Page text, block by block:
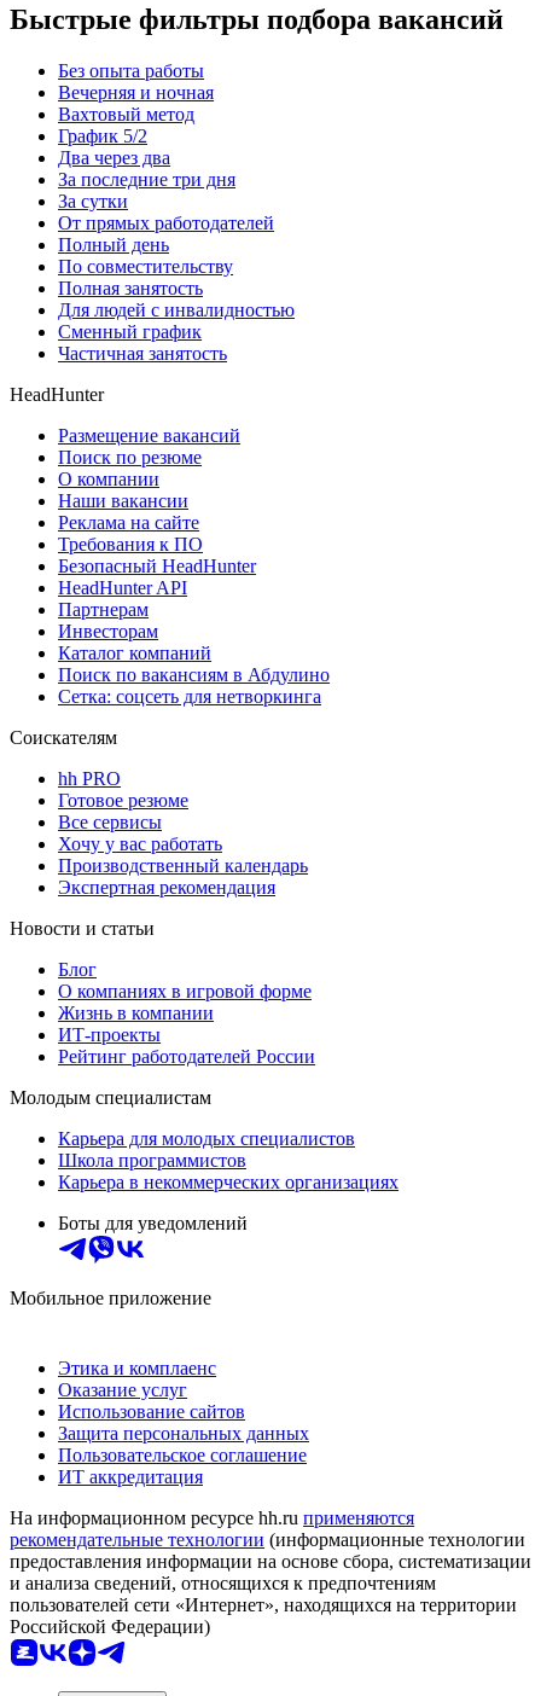
Быстрые фильтры подбора вакансий
Без опыта работы
Вечерняя и ночная
Вахтовый метод
График 5/2
Два через два
За последние три дня
За сутки
От прямых работодателей
Полный день
По совместительству
Полная занятость
Для людей с инвалидностью
Сменный график
Частичная занятость
HeadHunter
Размещение вакансий
Поиск по резюме
О компании
Наши вакансии
Реклама на сайте
Требования к ПО
Безопасный HeadHunter
HeadHunter API
Партнерам
Инвесторам
Каталог компаний
Поиск по вакансиям в Абдулино
Сетка: соцсеть для нетворкинга
Соискателям
hh PRO
Готовое резюме
Все сервисы
Хочу у вас работать
Производственный календарь
Экспертная рекомендация
Новости и статьи
Блог
О компаниях в игровой форме
Жизнь в компании
ИТ-проекты
Рейтинг работодателей России
Молодым специалистам
Карьера для молодых специалистов
Школа программистов
Карьера в некоммерческих организациях
Боты для уведомлений
Мобильное приложение
Этика и комплаенс
Оказание услуг
Использование сайтов
Защита персональных данных
Пользовательское соглашение
ИТ аккредитация
На информационном ресурсе hh.ru применяются
рекомендательные технологии (информационные технологии
предоставления информации на основе сбора, систематизации
и анализа сведений, относящихся к предпочтениям
пользователей сети «Интернет», находящихся на территории
Российской Федерации)